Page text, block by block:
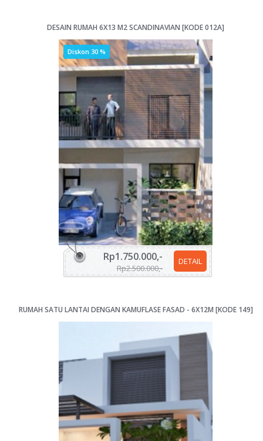
DESAIN RUMAH 6X13 M2 SCANDINAVIAN [KODE 012A]
Diskon 30 %
DETAIL
Rp1.750.000,-
Rp2.500.000,-
RUMAH SATU LANTAI DENGAN KAMUFLASE FASAD - 6X12M [KODE 149]